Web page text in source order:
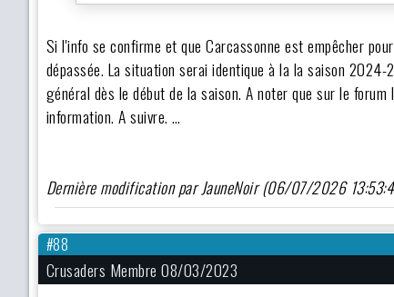
Si l'info se confirme et que Carcassonne est empêcher
dépassée. La situation serai identique à la la saison
général dès le début de la saison. A noter que sur le
information. A suivre. …
Dernière modification par JauneNoir (06/07/2026
#88
Crusaders Membre 08/03/2023